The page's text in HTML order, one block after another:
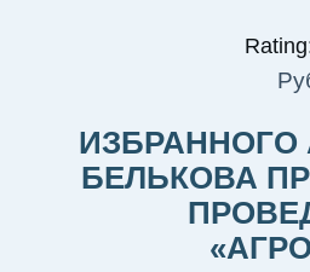
БЕЛЬКОВА